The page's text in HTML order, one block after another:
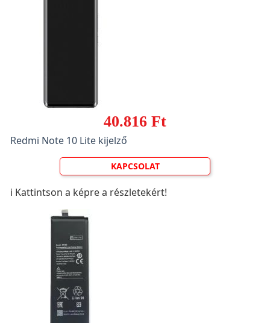
40.816 Ft
Redmi Note 10 Lite kijelző
KAPCSOLAT
ℹ️ Kattintson a képre a részletekért!